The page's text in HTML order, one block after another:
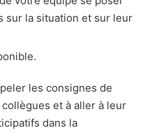
sur la situation et sur leur
les consignes de
et à aller à leur
dans la